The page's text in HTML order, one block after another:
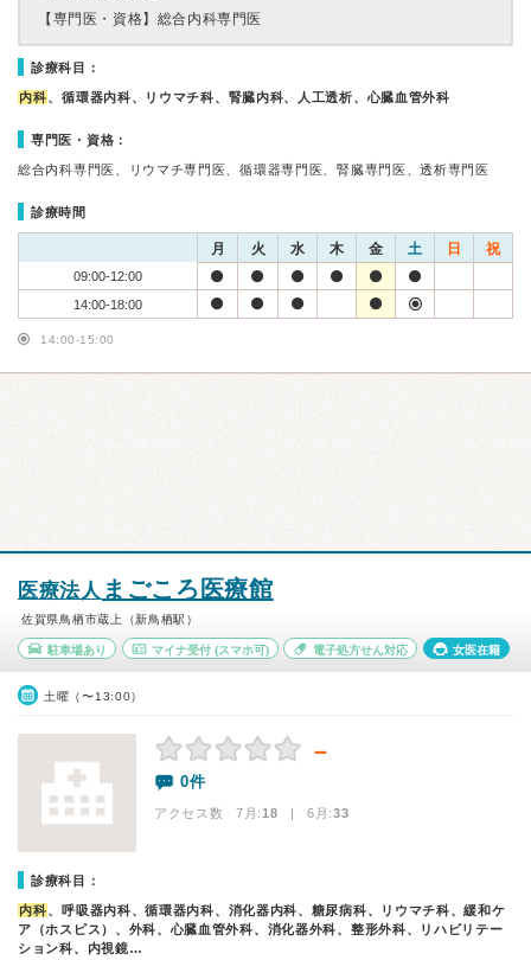
【専門医・資格】 総合内科専門医
診療科目：
内科、循環器内科、リウマチ科、腎臓内科、人工透析、心臓血管外科
専門医・資格：
総合内科専門医、リウマチ専門医、循環器専門医、腎臓専門医、透析専門医
診療時間
月 火 水 木 金 土 日 祝
09:00-12:00
14:00-18:00
14:00-15:00
医療法人 まごころ医療館
佐賀県鳥栖市蔵上（新鳥栖駅）
駐車場あり マイナ受付(スマホ可) 電子処方せん対応 女医在籍
土曜（〜13:00）
－
0件
アクセス数 7月:18 | 6月:33
診療科目：
内科、呼吸器内科、循環器内科、消化器内科、糖尿病科、リウマチ科、緩和ケ
ア（ホスピス）、外科、心臓血管外科、消化器外科、整形外科、リハビリテー
ション科、内視鏡…